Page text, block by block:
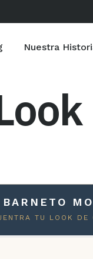
Nuestra
BARNETO
TU LOOK DE